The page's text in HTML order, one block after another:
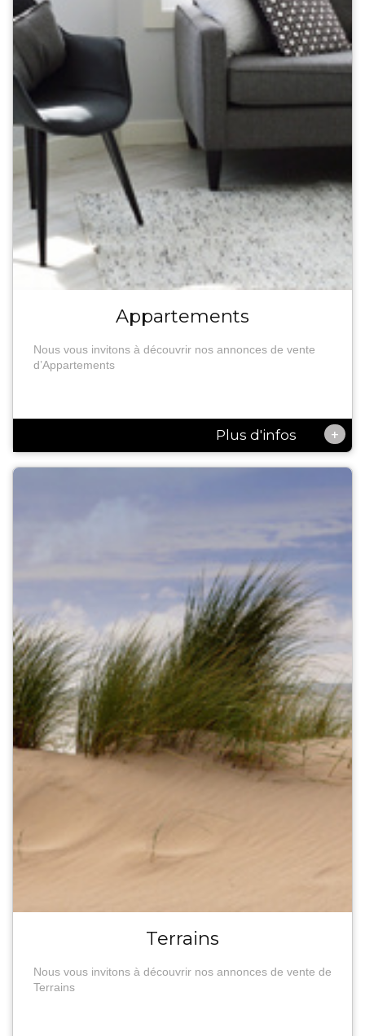
Appartements
Nous vous invitons à découvrir nos annonces de vente
d’Appartements
Plus d'infos +
Terrains
Nous vous invitons à découvrir nos annonces de vente de
Terrains